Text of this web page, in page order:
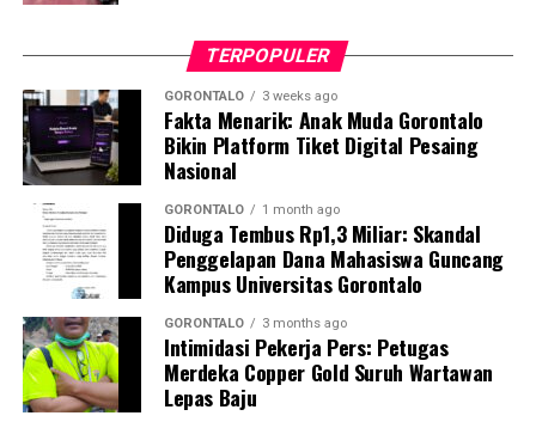
TERPOPULER
GORONTALO 3 weeks ago
Fakta Menarik: Anak Muda Gorontalo
Bikin Platform Tiket Digital Pesaing
Nasional
GORONTALO 1 month ago
Diduga Tembus Rp1,3 Miliar: Skandal
Penggelapan Dana Mahasiswa Guncang
Kampus Universitas Gorontalo
GORONTALO 3 months ago
Intimidasi Pekerja Pers: Petugas
Merdeka Copper Gold Suruh Wartawan
Lepas Baju